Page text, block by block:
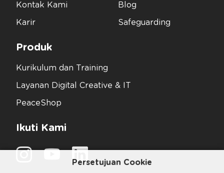
Persetujuan Cookie
Kontak Kami
Karir
Blog
Safeguarding
Produk
Kurikulum dan Training
Layanan Digital Creative & IT
PeaceShop
Ikuti Kami